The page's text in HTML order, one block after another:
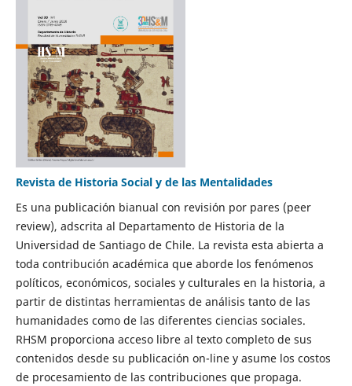
Revista de Historia Social y de las Mentalidades
Es una publicación bianual con revisión por pares (peer
review), adscrita al Departamento de Historia de la
Universidad de Santiago de Chile. La revista esta abierta a
toda contribución académica que aborde los fenómenos
políticos, económicos, sociales y culturales en la historia, a
partir de distintas herramientas de análisis tanto de las
humanidades como de las diferentes ciencias sociales.
RHSM proporciona acceso libre al texto completo de sus
contenidos desde su publicación on-line y asume los costos
de procesamiento de las contribuciones que propaga.